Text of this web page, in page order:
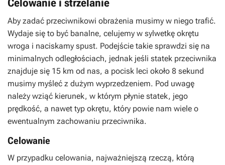
Celowanie i strzelanie
Aby zadać przeciwnikowi obrażenia musimy w niego trafić.
Wydaje się to być banalne, celujemy w sylwetkę okrętu
wroga i naciskamy spust. Podejście takie sprawdzi się na
minimalnych odległościach, jednak jeśli statek przeciwnika
znajduje się 15 km od nas, a pocisk leci około 8 sekund
musimy myśleć z dużym wyprzedzeniem. Pod uwagę
należy wziąć kierunek, w którym płynie statek, jego
prędkość, a nawet typ okrętu, który powie nam wiele o
ewentualnym zachowaniu przeciwnika.
Celowanie
W przypadku celowania, najważniejszą rzeczą, którą